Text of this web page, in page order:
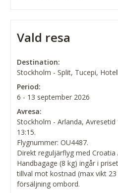
Vald resa
Destination:
Stockholm - Split, Tucepi,
Period:
6 - 13 september 2026
Avresa:
Stockholm - Arlanda,
13:15.
Flygnummer: OU4487.
Direkt reguljärflyg med Croatia
Handbagage (8 kg) ingår i
tillval mot kostnad (max vikt
försäljning ombord.